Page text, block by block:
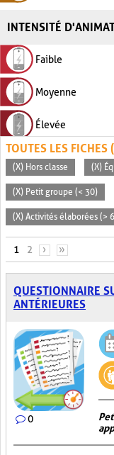
INTENSITÉ
Faible
Moyenne
Élevée
TOUTES LES FICHES
(X) Hors classe (X)
(X) Petit groupe (< 30)
(X) Activités élaborées (>
PAGES
1 2 › »
QUESTIONNAIRE
ANTÉRIEURES
0